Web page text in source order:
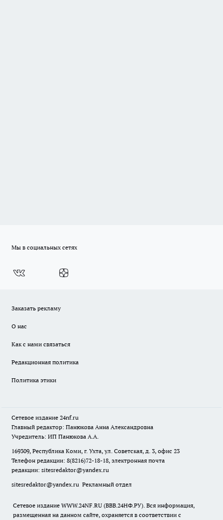
Мы в социальных сетях
Заказать рекламу
О нас
Как с нами связаться
Редакционная политика
Политика этики
Сетевое издание 24nf.ru
Главный редактор: Панюкова Анна Александровна
Учредитель: ИП Панюкова А.А.
169309, Республика Коми, г. Ухта, ул. Советская, д. 3, офис 23
Телефон редакции: 8(8216)72-18-18, электронная почта
редакции: sitesredaktor@yandex.ru
sitesredaktor@yandex.ru Рекламный отдел
Сетевое издание WWW.24NF.RU (ВВВ.24НФ.РУ). Вся информация,
размещенная на данном сайте, охраняется в соответствии с